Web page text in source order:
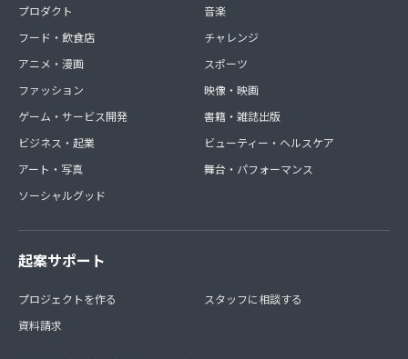
プロダクト
フード・飲食店
アニメ・漫画
ファッション
ゲーム・サービス開発
ビジネス・起業
アート・写真
ソーシャルグッド
音楽
チャレンジ
スポーツ
映像・映画
書籍・雑誌出版
ビューティー・ヘルスケア
舞台・パフォーマンス
起案サポート
プロジェクトを作る
資料請求
スタッフに相談する